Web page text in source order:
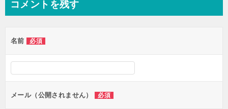
ビ
ー
シ
ン
コメントを残す
名前 必須
メール（公開されません） 必須